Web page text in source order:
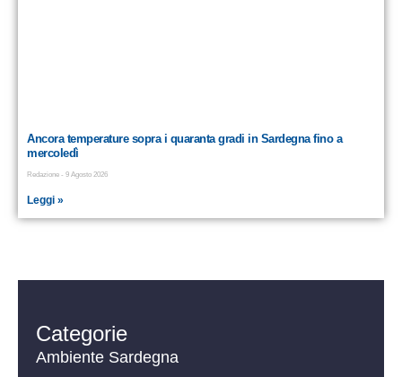
Ancora temperature sopra i quaranta gradi in Sardegna fino a
mercoledì
Redazione 9 Agosto 2026
Leggi »
Categorie
Ambiente Sardegna